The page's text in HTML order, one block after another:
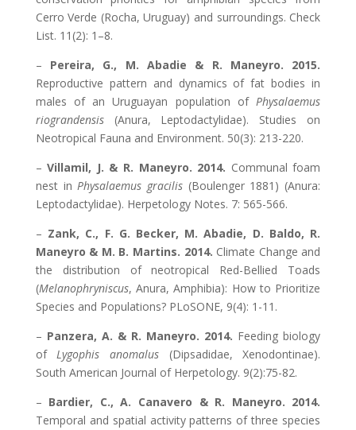
Cerro Verde (Rocha, Uruguay) and surroundings. Check
List. 11(2): 1–8.
– Pereira, G., M. Abadie & R. Maneyro. 2015.
Reproductive pattern and dynamics of fat bodies in
males of an Uruguayan population ofPhysalaemus
riograndensis(Anura, Leptodactylidae). Studies on
Neotropical Fauna and Environment. 50(3): 213-220.
–Villamil, J. & R. Maneyro. 2014. Communal foam
nest inPhysalaemus gracilis (Boulenger 1881) (Anura:
Leptodactylidae). Herpetology Notes. 7: 565-566.
– Zank, C., F. G. Becker, M. Abadie, D. Baldo, R.
Maneyro & M. B. Martins. 2014. Climate Change and
the distribution of neotropical Red-Bellied Toads
(Melanophryniscus, Anura, Amphibia): How to Prioritize
Species and Populations? PLoSONE, 9(4): 1-11.
– Panzera, A. & R. Maneyro. 2014. Feeding biology
ofLygophis anomalus (Dipsadidae, Xenodontinae).
South American Journal of Herpetology. 9(2):75-82.
– Bardier, C., A. Canavero & R. Maneyro. 2014.
Temporal and spatial activity patterns of three species